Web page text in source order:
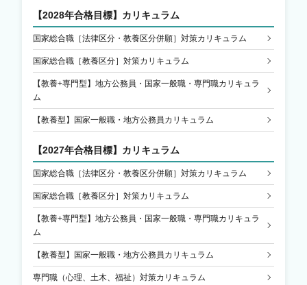
【2028年合格目標】カリキュラム
国家総合職［法律区分・教養区分併願］対策カリキュラム
国家総合職［教養区分］対策カリキュラム
【教養+専門型】地方公務員・国家一般職・専門職カリキュラ
ム
【教養型】国家一般職・地方公務員カリキュラム
【2027年合格目標】カリキュラム
国家総合職［法律区分・教養区分併願］対策カリキュラム
国家総合職［教養区分］対策カリキュラム
【教養+専門型】地方公務員・国家一般職・専門職カリキュラ
ム
【教養型】国家一般職・地方公務員カリキュラム
専門職（心理、土木、福祉）対策カリキュラム